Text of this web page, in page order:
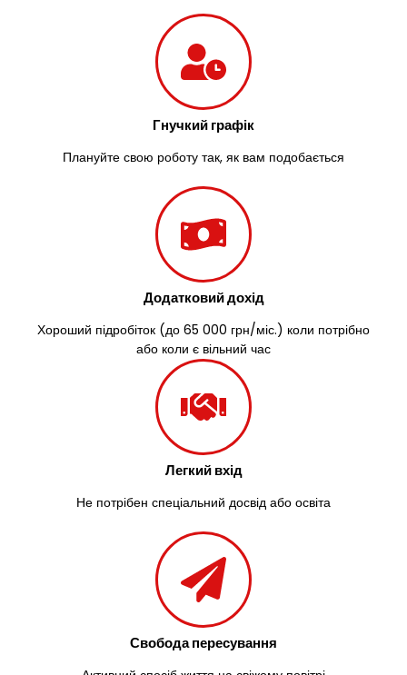
Гнучкий графік
Плануйте свою роботу так, як вам подобається
Додатковий дохід
Хороший підробіток (до 65 000 грн/міс.) коли потрібно
або коли є вільний час
Легкий вхід
Не потрібен спеціальний досвід або освіта
Свобода пересування